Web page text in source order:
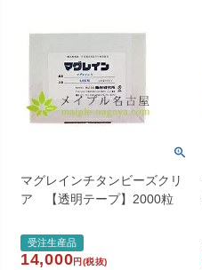
マグレインチタンビーズクリ
ア 【透明テープ】2000粒
受注生産品
14,000円(税抜)